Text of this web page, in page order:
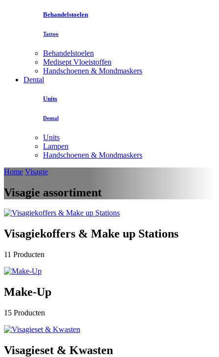
Behandelstoelen
Tattoo
Behandelstoelen
Medisept Vloeistoffen
Handschoenen & Mondmaskers
Dental
Units
Dental
Units
Lampen
Handschoenen & Mondmaskers
Home Visagie
Visagie assortiment
Visagiekoffers & Make up Stations
11 Producten
Make-Up
15 Producten
Visagieset & Kwasten